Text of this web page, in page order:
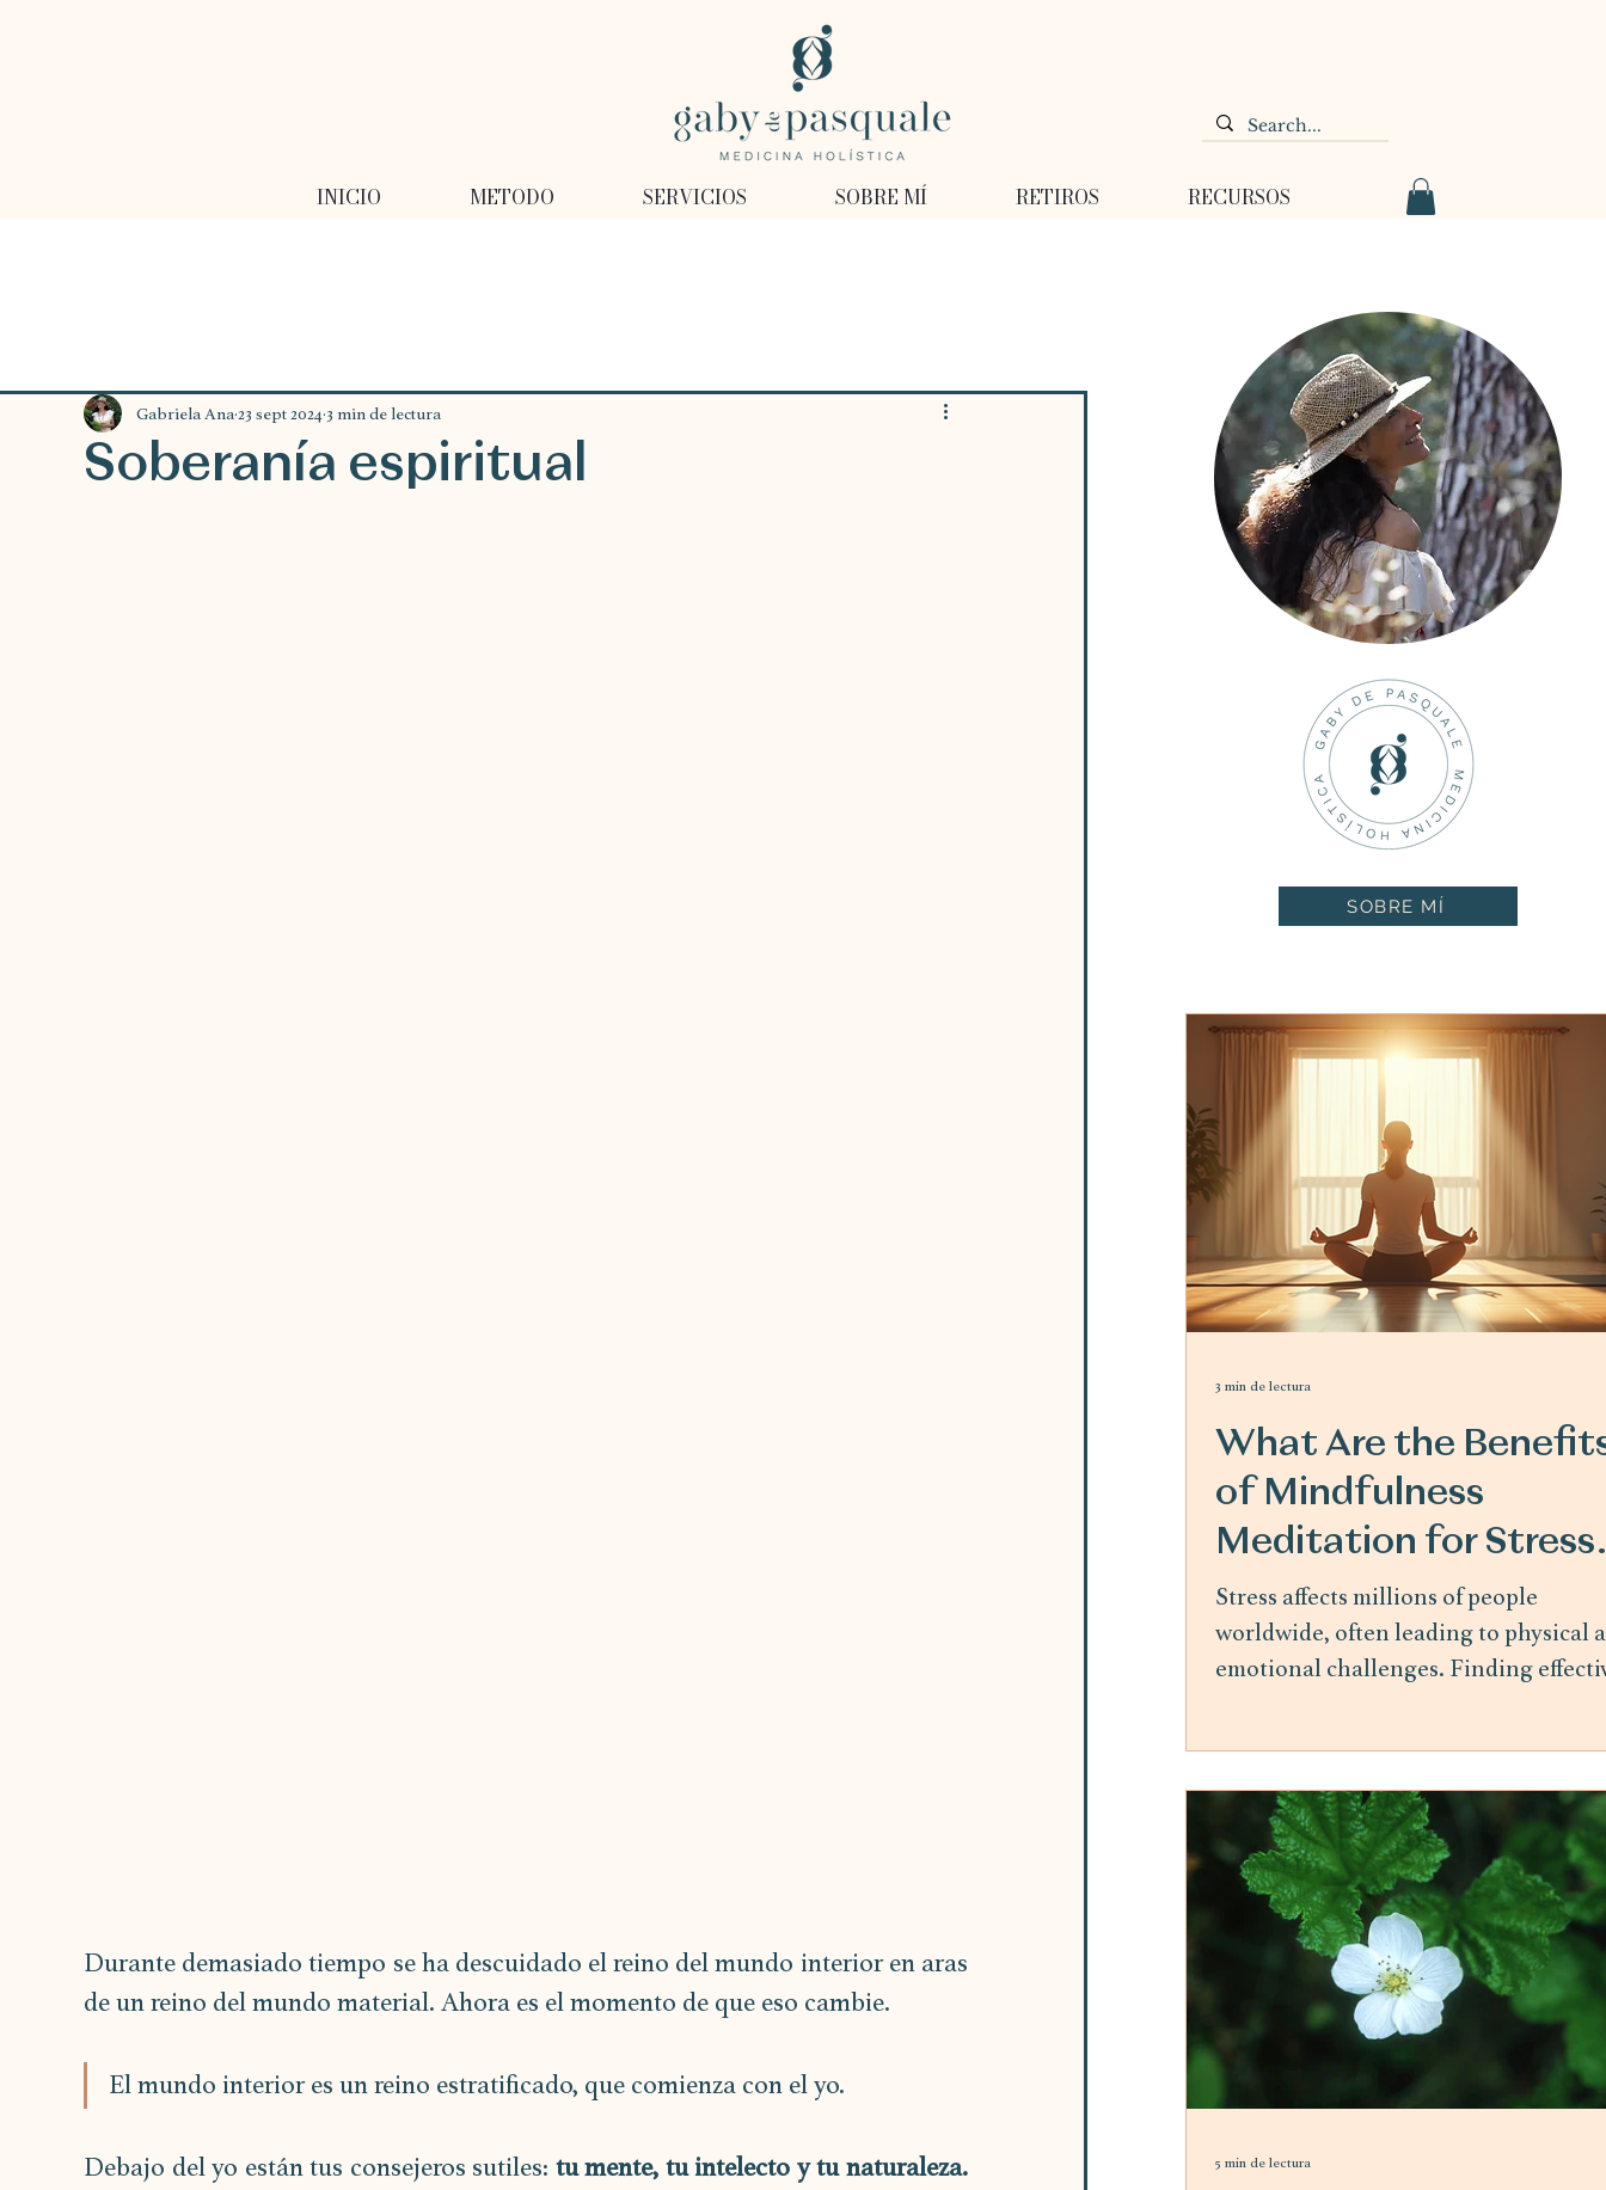
INICIO METODO SERVICIOS SOBRE MÍ RETIROS RECURSOS
Soberanía espiritual
Gabriela Ana 23 sept 2024 3 min de lectura
Durante demasiado tiempo se ha descuidado el reino del mundo interior en aras
de un reino del mundo material. Ahora es el momento de que eso cambie.
El mundo interior es un reino estratificado, que comienza con el yo.
Debajo del yo están tus consejeros sutiles:
SOBRE MÍ
What Are the
of Mindfulness
Meditation for Stress
Relief
Stress affects millions of people
worldwide, often leading to physical
emotional challenges. Finding
attention as a practical and accessible
method to reduce stress and improve
mental health. This post explores the
benefits of mindfulness meditation
stress relief and offers insights into
it can be integrated into daily life.
Mindfulness Meditation
3 min de lectura
5 min de lectura